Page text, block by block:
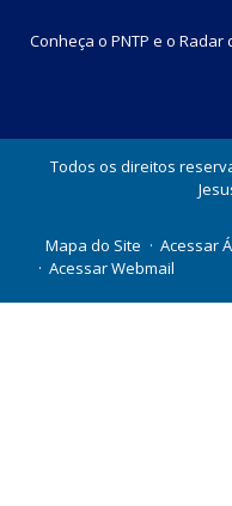
Conheça o PNTP e o Radar
Todos os direitos
Mapa do Site
Acessar
Acessar Webmail